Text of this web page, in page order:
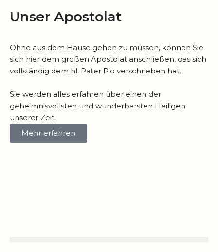
Unser Apostolat
Ohne aus dem Hause gehen zu müssen, können Sie
sich hier dem großen Apostolat anschließen, das sich
vollständig dem hl. Pater Pio verschrieben hat.
Sie werden alles erfahren über einen der
geheimnisvollsten und wunderbarsten Heiligen
unserer Zeit.
Mehr erfahren